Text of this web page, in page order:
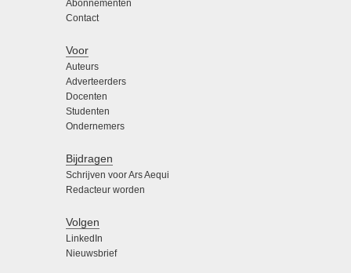
Abonnementen
Contact
Voor
Auteurs
Adverteerders
Docenten
Studenten
Ondernemers
Bijdragen
Schrijven voor Ars Aequi
Redacteur worden
Volgen
LinkedIn
Nieuwsbrief